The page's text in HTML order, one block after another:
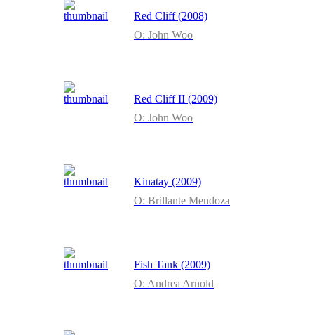
Red Cliff (2008)
O: John Woo
Red Cliff II (2009)
O: John Woo
Kinatay (2009)
O: Brillante Mendoza
Fish Tank (2009)
O: Andrea Arnold